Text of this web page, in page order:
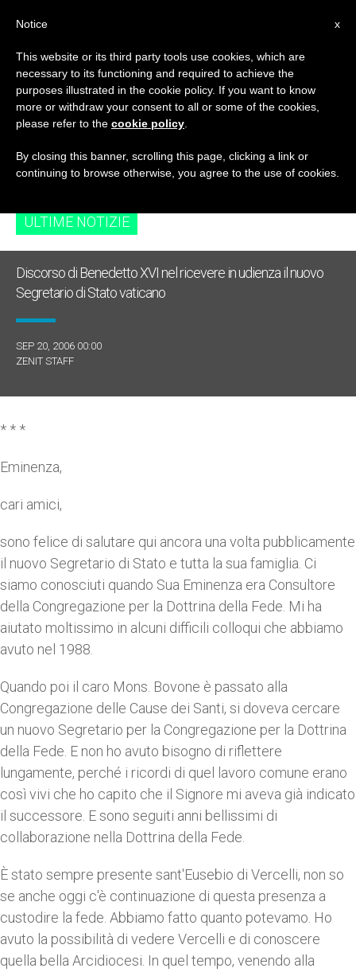
TAG
Posts Tagged ‘bosnia
And Herzegovina’
ULTIME NOTIZIE
Discorso di Benedetto XVI nel ricevere in udienza il nuovo
Segretario di Stato vaticano
SEP 20, 2006 00:00
ZENIT STAFF
* * *
Eminenza,
cari amici,
sono felice di salutare qui ancora una volta pubblicamente
il nuovo Segretario di Stato e tutta la sua famiglia. Ci
siamo conosciuti quando Sua Eminenza era Consultore
della Congregazione per la Dottrina della Fede. Mi ha
aiutato moltissimo in alcuni difficili colloqui che abbiamo
avuto nel 1988.
Quando poi il caro Mons. Bovone è passato alla
Congregazione delle Cause dei Santi, si doveva cercare
un nuovo Segretario per la Congregazione per la Dottrina
della Fede. E non ho avuto bisogno di riflettere
lungamente, perché i ricordi di quel lavoro comune erano
così vivi che ho capito che il Signore mi aveva già indicato
il successore. E sono seguiti anni bellissimi di
collaborazione nella Dottrina della Fede.
È stato sempre presente sant'Eusebio di Vercelli, non so
se anche oggi c'è continuazione di questa presenza a
custodire la fede. Abbiamo fatto quanto potevamo. Ho
avuto la possibilità di vedere Vercelli e di conoscere
quella bella Arcidiocesi. In quel tempo, venendo alla
x
Notice
This website or its third party tools use cookies, which are
necessary to its functioning and required to achieve the
purposes illustrated in the cookie policy. If you want to know
more or withdraw your consent to all or some of the cookies,
please refer to the cookie policy
By closing this banner, scrolling this page, clicking a link or
continuing to browse otherwise, you agree to the use of cookies.